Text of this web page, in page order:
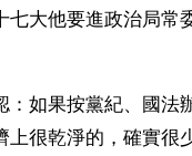
大他要進政治局常
如果按黨紀、國法
很乾淨的，確實很